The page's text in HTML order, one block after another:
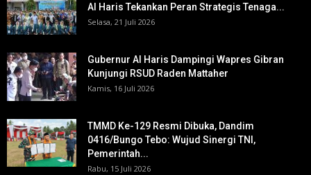
Al Haris Tekankan Peran Strategis Tenaga...
Selasa, 21 Juli 2026
Gubernur Al Haris Dampingi Wapres Gibran
Kunjungi RSUD Raden Mattaher
Kamis, 16 Juli 2026
TMMD Ke-129 Resmi Dibuka, Dandim
0416/Bungo Tebo: Wujud Sinergi TNI,
Pemerintah...
Rabu, 15 Juli 2026